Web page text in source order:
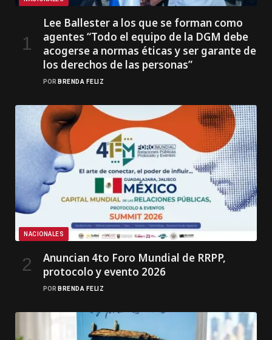
Lee Ballester a los que se forman como
agentes “Todo el equipo de la DGM debe
acogerse a normas éticas y ser garante de
los derechos de las personas”
POR BRENDA FELIZ
NACIONALES
Anuncian 4to Foro Mundial de RRPP,
protocolo y evento 2026
POR BRENDA FELIZ